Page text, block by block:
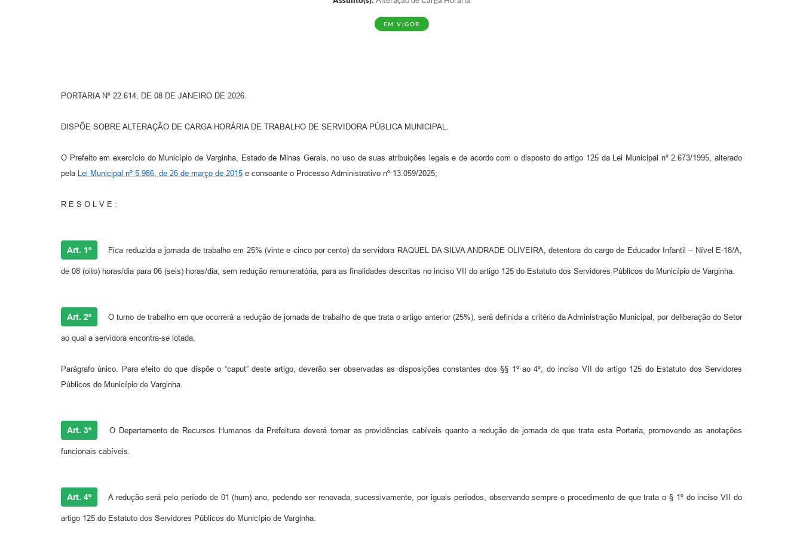
EM VIGOR
PORTARIA Nº 22.614, DE 08 DE JANEIRO DE 2026.
DISPÕE SOBRE ALTERAÇÃO DE CARGA HORÁRIA DE TRABALHO DE SERVIDORA PÚBLICA MUNICIPAL.
O Prefeito em exercício do Município de Varginha, Estado de Minas Gerais, no uso de suas atribuições legais e de acordo com o disposto do artigo 125 da Lei Municipal nº 2.673/1995, alterado
pela
Lei Municipal nº 5.986, de 26 de março de 2015 e consoante o Processo Administrativo nº 13.059/2025;
R E S O L V E :
Art. 1º Fica reduzida a jornada de trabalho em 25% (vinte e cinco por cento) da servidora RAQUEL DA SILVA ANDRADE OLIVEIRA, detentora do cargo de Educador Infantil – Nível E-18/A,
de 08 (oito) horas/dia para 06 (seis) horas/dia, sem redução remuneratória, para as finalidades descritas no inciso VII do artigo 125 do Estatuto dos Servidores Públicos do Município de Varginha.
Art. 2º O turno de trabalho em que ocorrerá a redução de jornada de trabalho de que trata o artigo anterior (25%), será definida a critério da Administração Municipal, por deliberação do Setor
ao qual a servidora encontra-se lotada.
Parágrafo único. Para efeito do que dispõe o “caput” deste artigo, deverão ser observadas as disposições constantes dos §§ 1º ao 4º, do inciso VII do artigo 125 do Estatuto dos Servidores
Públicos do Município de Varginha.
Art. 3º O Departamento de Recursos Humanos da Prefeitura deverá tomar as providências cabíveis quanto a redução de jornada de que trata esta Portaria, promovendo as anotações
funcionais cabíveis.
Art. 4º A redução será pelo período de 01 (hum) ano, podendo ser renovada, sucessivamente, por iguais períodos, observando sempre o procedimento de que trata o § 1º do inciso VII do
artigo 125 do Estatuto dos Servidores Públicos do Município de Varginha.